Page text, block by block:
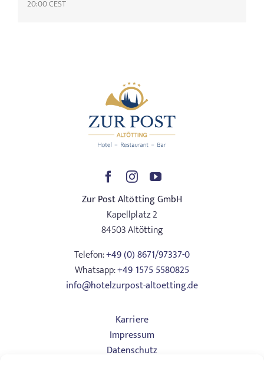
20:00CEST
Zur Post Altötting GmbH
Kapellplatz 2
84503 Altötting
Telefon:+49 (0) 8671/97337-0
Whatsapp:+49 1575 5580825
info@hotelzurpost-altoetting.de
Karriere
Impressum
Datenschutz